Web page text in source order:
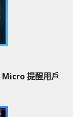
提醒用戶